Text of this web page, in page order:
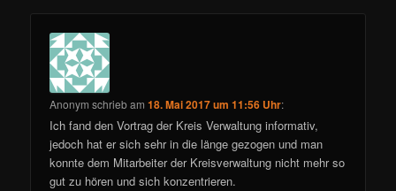
Anonym schriebam18. Mai 2017 um 11:56 Uhr:
Ich fand den Vortrag der Kreis Verwaltung informativ,
jedoch hat er sich sehr in die länge gezogen und man
konnte dem Mitarbeiter der Kreisverwaltung nicht mehr so
gut zu hören und sich konzentrieren.